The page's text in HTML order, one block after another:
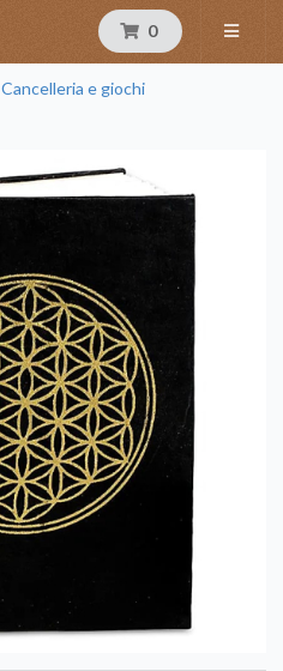
0
Cancelleria e giochi